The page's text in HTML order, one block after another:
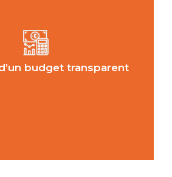
budget transparent